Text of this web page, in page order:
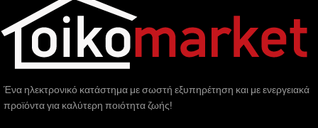
μεγαλύτερη αποθήκευση
θερμότητας από άλλους
συμβατικούς
θερμοσυσσωρευτές.
(UK) με υλικά φιλικά στο
Ένα ηλεκτρονικό κατάστημα με σωστή εξυπηρέτηση και με ενεργειακά
προϊόντα για καλύτερη ποιότητα ζωής!